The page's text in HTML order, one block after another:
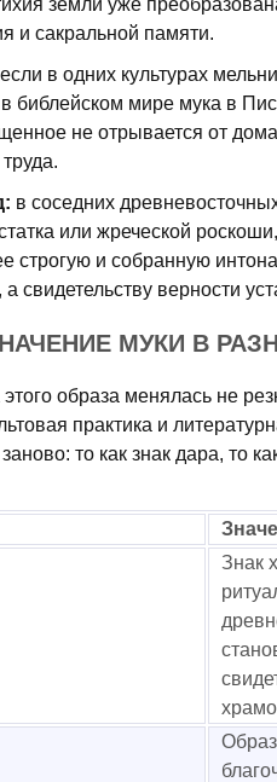
земли уже
и сакральной памяти.
если в одних культурах
библейском мире мука в
не отрывается от
в соседних
или жреческой
строгую и собранную
свидетельству верности
МУКИ В
образа менялась не
практика и
то как знак дара, то
Знак